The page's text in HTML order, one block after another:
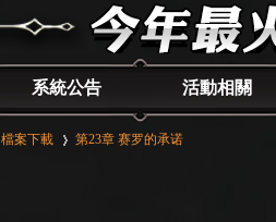
系統公告 活動相關
檔案下載 第23章 赛罗的承诺